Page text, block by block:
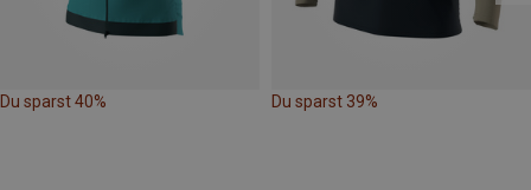
Du sparst 40% Du sparst 39%